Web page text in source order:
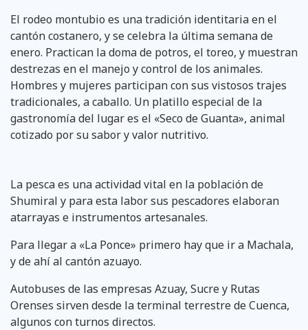
El rodeo montubio es una tradición identitaria en el
cantón costanero, y se celebra la última semana de
enero. Practican la doma de potros, el toreo, y muestran
destrezas en el manejo y control de los animales.
Hombres y mujeres participan con sus vistosos trajes
tradicionales, a caballo. Un platillo especial de la
gastronomía del lugar es el «Seco de Guanta», animal
cotizado por su sabor y valor nutritivo.
La pesca es una actividad vital en la población de
Shumiral y para esta labor sus pescadores elaboran
atarrayas e instrumentos artesanales.
Para llegar a «La Ponce» primero hay que ir a Machala,
y de ahí al cantón azuayo.
Autobuses de las empresas Azuay, Sucre y Rutas
Orenses sirven desde la terminal terrestre de Cuenca,
algunos con turnos directos.